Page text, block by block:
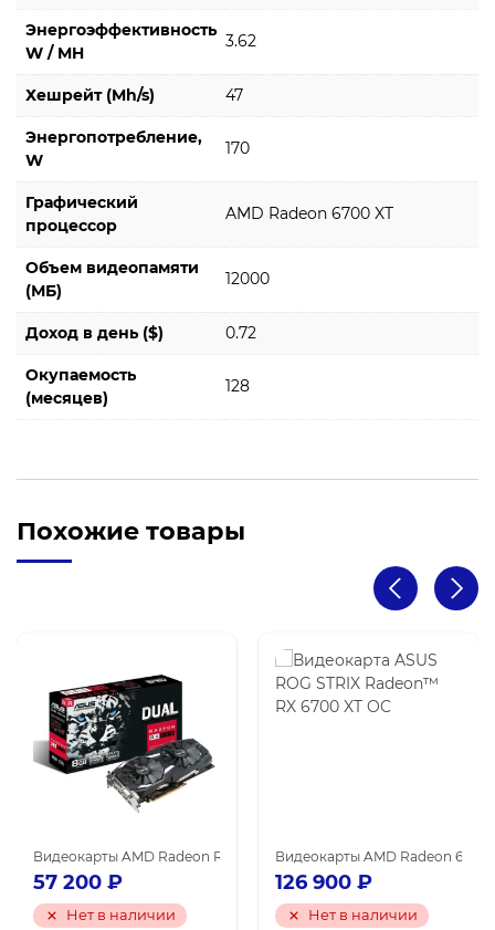
Энергоэффективность
W / MH
3.62
Хешрейт (Mh/s) 47
Энергопотребление,
W
170
Графический
процессор
AMD Radeon 6700 XT
Объем видеопамяти
(МБ)
12000
Доход в день ($) 0.72
Окупаемость
(месяцев)
128
Похожие товары
Видеокарты MSI
Видеокарты AMD для майнинга Видеокарты ASUS
Видеокарты AMD Radeon RX 580 Видеокарты AMD для майнинга
57 200 ₽
Нет в наличии
Видеокарты AMD Radeon 6700
126 900 ₽
Нет в наличии